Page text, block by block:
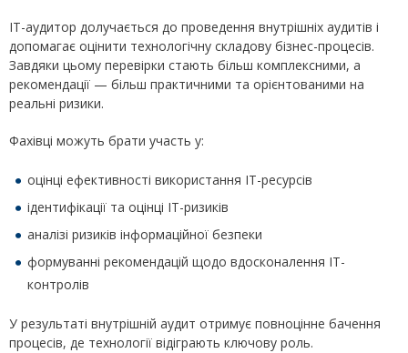
ІТ-аудитор долучається до проведення внутрішніх аудитів і
допомагає оцінити технологічну складову бізнес-процесів.
Завдяки цьому перевірки стають більш комплексними, а
рекомендації — більш практичними та орієнтованими на
реальні ризики.
Фахівці можуть брати участь у:
оцінці ефективності використання ІТ-ресурсів
ідентифікації та оцінці ІТ-ризиків
аналізі ризиків інформаційної безпеки
формуванні рекомендацій щодо вдосконалення ІТ-
контролів
У результаті внутрішній аудит отримує повноцінне бачення
процесів, де технології відіграють ключову роль.